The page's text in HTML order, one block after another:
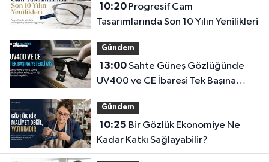
10:20Progresif Cam
Tasarımlarında Son 10 Yılın Yenilikleri
Gündem
13:00Sahte Güneş Gözlüğünde
UV400 ve CE İbaresi Tek Başına
Yeterli mi?
Gündem
10:25
Kadar Katkı Sağlayabilir?